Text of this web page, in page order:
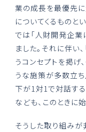
業の成長を最優先
についてくるものと
では「人財開発企業
ました。それに伴い
うコンセプトを掲げ
うな施策が多数立ち
下が1対1で対話する
なども、このときに
そうした取り組みが